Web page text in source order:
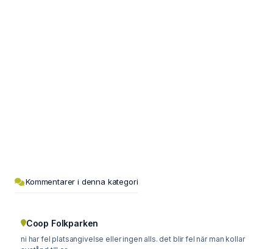
Kommentarer i denna kategori
Coop Folkparken
ni har fel platsangivelse eller ingen alls. det blir fel när man kollar